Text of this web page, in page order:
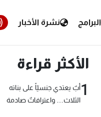
البرامج نشرة الأخبار
الأكثر قراءة
1أبٌ يعتدي جنسيّاً على بناته
الثلاث… واعترافاتٌ صادمة